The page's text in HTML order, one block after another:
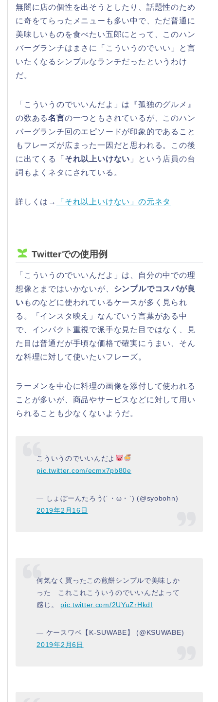
無闇に店の個性を出そうとしたり、話題性のため
に奇をてらったメニューも多い中で、ただ普通に
美味しいものを食べたい五郎にとって、このハン
バーグランチはまさに「こういうのでいい」と言
いたくなるシンプルなランチだったというわけ
だ。
「こういうのでいいんだよ」は『孤独のグルメ』
の数ある名言の一つともされているが、このハン
バーグランチ回のエピソードが印象的であること
もフレーズが広まった一因だと思われる。この後
に出てくる「 それ以上いけない 」という店員の台
詞もよくネタにされている。
詳しくは→ 「それ以上いけない」の元ネタ
Twitterでの使用例
「こういうのでいいんだよ」は、自分の中での理
想像とまではいかないが、 シンプルでコスパが良
い ものなどに使われているケースが多く見られ
る。「インスタ映え」なんていう言葉がある中
で、インパクト重視で派手な見た目ではなく、見
た目は普通だが手頃な価格で確実にうまい、そん
な料理に対して使いたいフレーズ。
ラーメンを中心に料理の画像を添付して使われる
ことが多いが、商品やサービスなどに対して用い
られることも少なくないようだ。
こういうのでいいんだよ
pic.twitter.com/ecmx7pb80e
— しょぼーんたろう(´・ω・`) (@syobohn)
2019年2月16日
何気なく買ったこの煎餅シンプルで美味しか
った これこれこういうのでいいんだよって
感じ。 pic.twitter.com/2UYuZrHkdI
— ケースワベ【K-SUWABE】 (@KSUWABE)
2019年2月6日